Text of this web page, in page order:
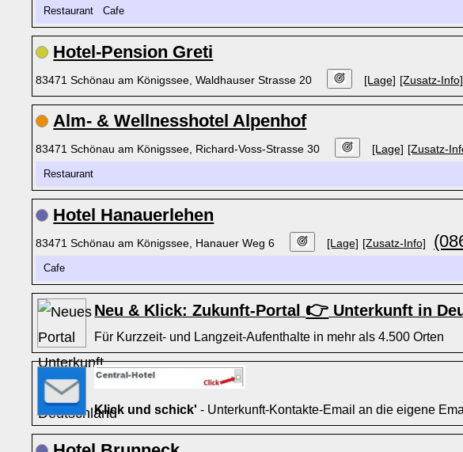
Restaurant Cafe
Hotel-Pension Greti
83471 Schönau am Königssee, Waldhauser Strasse 20 [Lage] [Zusatz-Info]
Alm- & Wellnesshotel Alpenhof
83471 Schönau am Königssee, Richard-Voss-Strasse 30 [Lage] [Zusatz-
Restaurant
Hotel Hanauerlehen
83471 Schönau am Königssee, Hanauer Weg 6 [Lage] [Zusatz-Info]
Cafe
Neu & Klick: Zukunft-Portal 👉 Unterkunft in
Für Kurzzeit- und Langzeit-Aufenthalte in mehr als 4.500 Orten
Klick und schick' - Unterkunft-Kontakte-Email an die eigene